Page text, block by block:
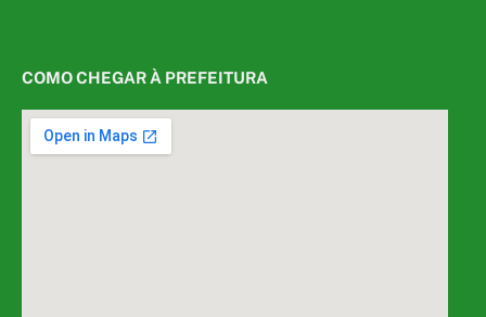
COMO CHEGAR À PREFEITURA